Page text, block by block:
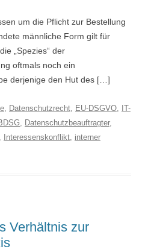
um die Pflicht zur Bestellung
männliche Form gilt für
„Spezies“ der
oftmals noch ein
derjenige den Hut des […]
, Datenschutzrecht, EU-DSGVO, IT-
, Datenschutzbeauftragter,
, Interessenskonflikt, interner
Verhältnis zur